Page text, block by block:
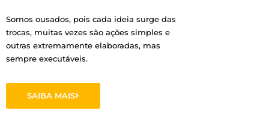
Somos ousados, pois cada ideia surge das
trocas, muitas vezes são ações simples e
outras extremamente elaboradas, mas
sempre executáveis.
SAIBA MAIS